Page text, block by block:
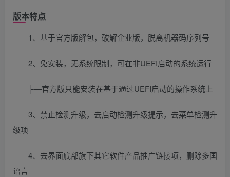
版本特点
1、基于官方版解包，破解企业版，脱离机器码序列号
2、免安装，无系统限制，可在非UEFI启动的系统运行
├—官方版只能安装在基于通过UEFI启动的操作系统上
3、禁止检测升级，去启动检测升级提示，去菜单检测升
级项
4、去界面底部旗下其它软件产品推广链接项，删除多国
语言